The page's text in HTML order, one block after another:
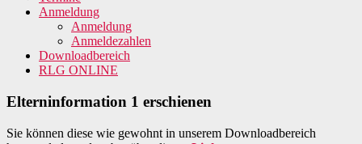
Anmeldung
Anmeldung
Anmeldezahlen
Downloadbereich
RLG ONLINE
Elterninformation 1 erschienen
Sie können diese wie gewohnt in unserem Downloadbereich